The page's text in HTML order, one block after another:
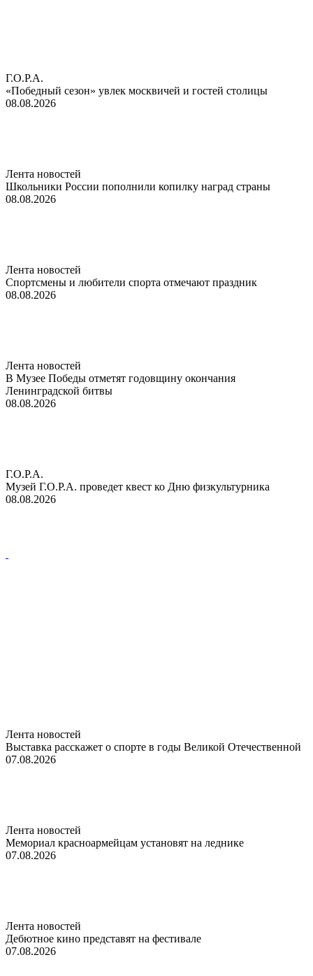
Г.О.Р.А.
«Победный сезон» увлек москвичей и гостей столицы
08.08.2026
Лента новостей
Школьники России пополнили копилку наград страны
08.08.2026
Лента новостей
Спортсмены и любители спорта отмечают праздник
08.08.2026
Лента новостей
В Музее Победы отметят годовщину окончания
Ленинградской битвы
08.08.2026
Г.О.Р.А.
Музей Г.О.Р.А. проведет квест ко Дню физкультурника
08.08.2026
Лента новостей
Выставка расскажет о спорте в годы Великой Отечественной
07.08.2026
Лента новостей
Мемориал красноармейцам установят на леднике
07.08.2026
Лента новостей
Дебютное кино представят на фестивале
07.08.2026